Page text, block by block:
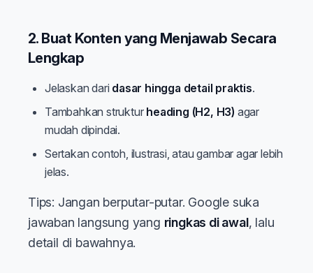
2. Buat Konten yang Menjawab Secara
Lengkap
Jelaskan dari dasar hingga detail praktis.
Tambahkan struktur heading (H2, H3) agar
mudah dipindai.
Sertakan contoh, ilustrasi, atau gambar agar lebih
jelas.
Tips: Jangan berputar-putar. Google suka
jawaban langsung yang ringkas di awal, lalu
detail di bawahnya.